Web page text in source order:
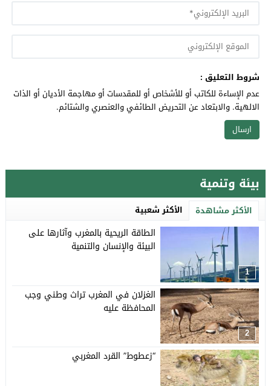
شروط التعليق :
عدم الإساءة للكاتب أو للأشخاص أو للمقدسات أو مهاجمة الأديان أو الذات
الالهية. والابتعاد عن التحريض الطائفي والعنصري والشتائم.
بيئة وتنمية
الأكثر مشاهدة الأكثر شعبية
1
الطاقة الريحية بالمغرب وآثارها على
البيئة والإنسان والتنمية
2
الغزلان في المغرب تراث وطني وجب
المحافظة عليه
“زعطوط” القرد المغربي